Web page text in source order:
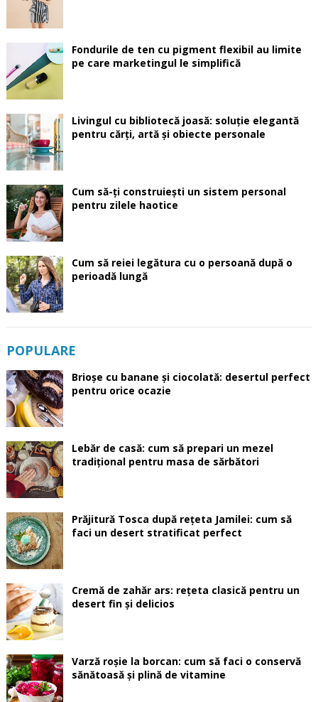
Fondurile de ten cu pigment flexibil au limite
pe care marketingul le simplifică
Livingul cu bibliotecă joasă: soluție elegantă
pentru cărți, artă și obiecte personale
Cum să-ți construiești un sistem personal
pentru zilele haotice
Cum să reiei legătura cu o persoană după o
perioadă lungă
POPULARE
Brioșe cu banane și ciocolată: desertul perfect
pentru orice ocazie
Lebăr de casă: cum să prepari un mezel
tradițional pentru masa de sărbători
Prăjitură Tosca după rețeta Jamilei: cum să
faci un desert stratificat perfect
Cremă de zahăr ars: rețeta clasică pentru un
desert fin și delicios
Varză roșie la borcan: cum să faci o conservă
sănătoasă și plină de vitamine